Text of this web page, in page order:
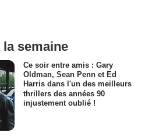
la semaine
Ce soir entre amis : Gary
Oldman, Sean Penn et Ed
Harris dans l'un des meilleurs
thrillers des années 90
injustement oublié !